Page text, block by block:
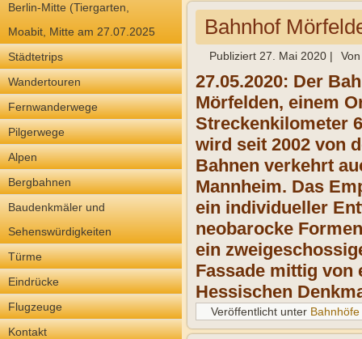
Berlin-Mitte (Tiergarten,
Moabit, Mitte am 27.07.2025
Städtetrips
Wandertouren
Fernwanderwege
Pilgerwege
Alpen
Bergbahnen
Baudenkmäler und
Sehenswürdigkeiten
Türme
Eindrücke
Flugzeuge
Kontakt
Bahnhof
Publiziert 27. Mai 2020 | Von
27.05.2020: Der
Mörfelden, einem
Streckenkilometer
wird seit 2002 von
Bahnen verkehrt
Mannheim. Das
ein individueller
neobarocke
ein
Fassade mittig von
Hessischen
Veröffentlicht unter Bahnhöfe